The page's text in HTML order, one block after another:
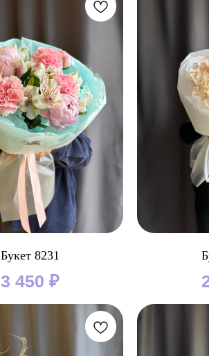
Букет 8231
3 450 ₽